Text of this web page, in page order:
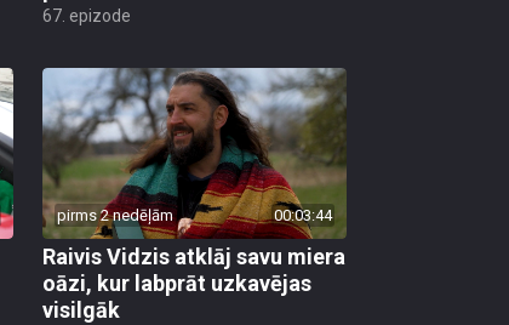
67. epizode
pirms 2 nedēļām 00:03:44
Raivis Vidzis atklāj savu miera
oāzi, kur labprāt uzkavējas
visilgāk